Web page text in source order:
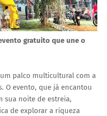
gratuito que une o
palco multicultural com a
O evento, que já encantou
sua noite de estreia,
de explorar a riqueza